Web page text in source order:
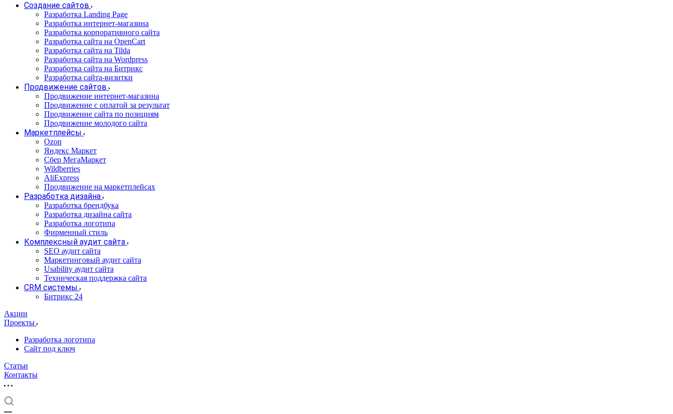
Создание сайтов
Разработка Landing Page
Разработка интернет-магазина
Разработка корпоративного сайта
Разработка сайта на OpenCart
Разработка сайта на Tilda
Разработка сайта на Wordpress
Разработка сайта на Битрикс
Разработка сайта-визитки
Продвижение сайтов
Продвижение интернет-магазина
Продвижение с оплатой за результат
Продвижение сайта по позициям
Продвижение молодого сайта
Маркетплейсы
Ozon
Яндекс Маркет
Сбер МегаМаркет
Wildberries
AliExpress
Продвижение на маркетплейсах
Разработка дизайна
Разработка брендбука
Разработка дизайна сайта
Разработка логотипа
Фирменный стиль
Комплексный аудит сайта
SEO аудит сайта
Маркетинговый аудит сайта
Usability аудит сайта
Техническая поддержка сайта
CRM системы
Битрикс 24
Акции
Проекты
Разработка логотипа
Сайт под ключ
Статьи
Контакты